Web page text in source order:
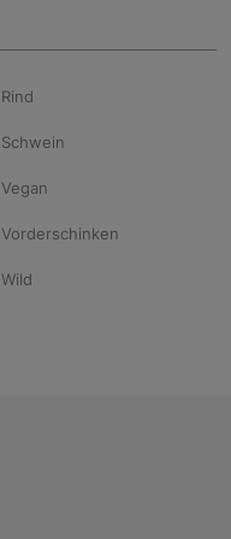
Rind
Schwein
Vegan
Vorderschinken
Wild